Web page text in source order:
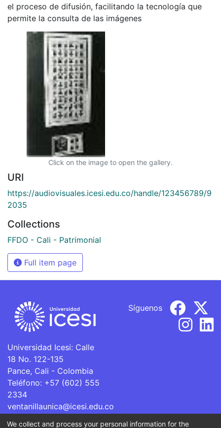
el proceso de difusión, facilitando la tecnología que
permite la consulta de las imágenes
Click on the image to open the gallery.
URI
https://audiovisuales.icesi.edu.co/handle/123456789/9
2035
Collections
FFDO - Cali - Patrimonial
Full item page
Universidad Icesi: Calle
18 No. 122-135
Pance, Cali - Colombia
Teléfono: +57 (602) 555
2334
ventanillaunica@icesi.edu.co
Síguenos
We collect and process your personal information for the